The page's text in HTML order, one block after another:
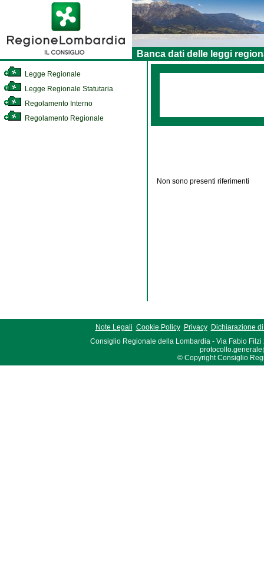
Banca dati delle leggi
Legge Regionale
Legge Regionale Statutaria
Regolamento Interno
Regolamento Regionale
Non sono presenti riferimenti
Note Legali Cookie Policy Privacy
Dichiarazione
Consiglio Regionale della Lombardia - Via Fabio Filzi
© Copyright Consiglio